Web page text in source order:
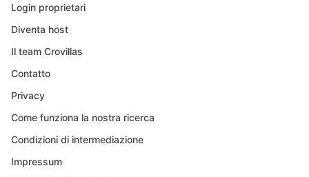
Login proprietari
Diventa host
Il team Crovillas
Contatto
Privacy
Come funziona la nostra ricerca
Condizioni di intermediazione
Impressum